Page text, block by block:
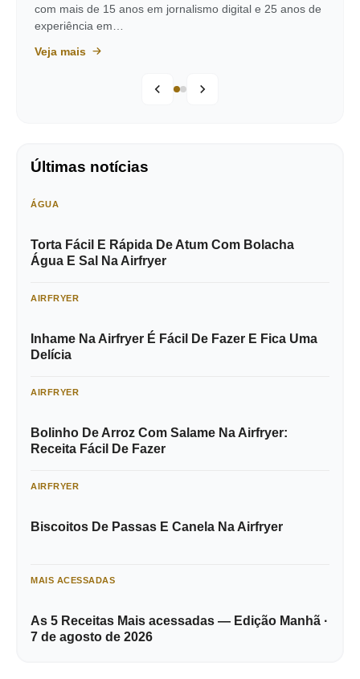
com mais de 15 anos em jornalismo digital e 25 anos de
experiência em…
Veja mais
Últimas notícias
ÁGUA
Torta Fácil E Rápida De Atum Com Bolacha
Água E Sal Na Airfryer
AIRFRYER
Inhame Na Airfryer É Fácil De Fazer E Fica Uma
Delícia
AIRFRYER
Bolinho De Arroz Com Salame Na Airfryer:
Receita Fácil De Fazer
AIRFRYER
Biscoitos De Passas E Canela Na Airfryer
MAIS ACESSADAS
As 5 Receitas Mais acessadas — Edição Manhã ·
7 de agosto de 2026